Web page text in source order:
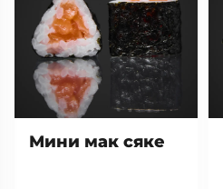
Мини мак сяке